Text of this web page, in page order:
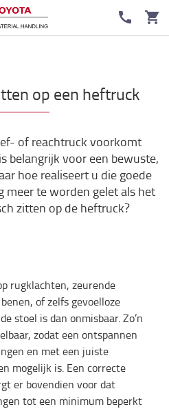
op een heftruck
of reachtruck voorkomt
belangrijk voor een bewuste,
hoe realiseert u die goede
meer te worden gelet als het
zitten op de heftruck?
rugklachten, zeurende
of zelfs gevoelloze
stoel is dan onmisbaar. Zo’n
zodat een ontspannen
en met een juiste
mogelijk is. Een correcte
er bovendien voor dat
tot een minimum beperkt